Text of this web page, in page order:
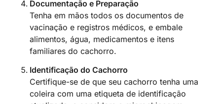
Documentação e Preparação
Tenha em mãos todos os documentos de
vacinação e registros médicos, e embale
alimentos, água, medicamentos e itens
familiares do cachorro.
Identificação do Cachorro
Certifique-se de que seu cachorro tenha uma
coleira com uma etiqueta de identificação